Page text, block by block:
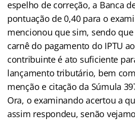
espelho de correção, a Banca
pontuação de 0,40 para o
mencionou que sim, sendo
carnê do pagamento do IPTU
contribuinte é ato suficiente
lançamento tributário, bem
menção e citação da Súmula
Ora, o examinando acertou a
assim respondeu, senão